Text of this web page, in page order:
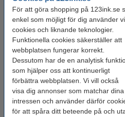
För att göra shopping på 123ink.se
enkel som möjligt för dig använder vi
cookies och liknande teknologier.
Funktionella cookies säkerställer att
webbplatsen fungerar korrekt.
Dessutom har de en analytisk
som hjälper oss att kontinuerligt
förbättra webbplatsen. Vi vill också
visa dig annonser som matchar dina
intressen och använder därför
för att spåra ditt beteende på och
6 mm 9 mm 12 mm 18 mm
Se specifikationerna och beskrivningen
Spara nästan35%med varumärket 123ink!
i lager
Beställ nu så skickar vi på
190 kr
Behöver du fler?